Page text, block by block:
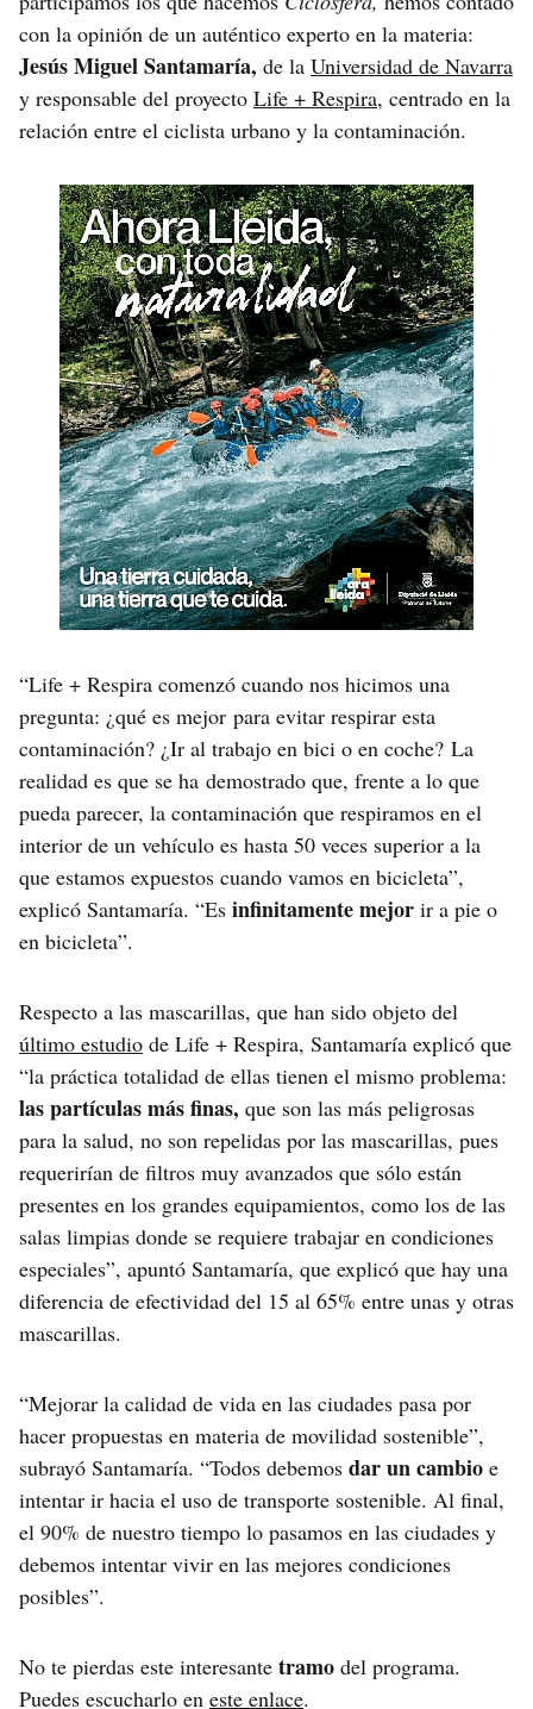
con la opinión de un auténtico experto en la materia:
Jesús Miguel Santamaría, de la Universidad de Navarra
y responsable del proyecto Life + Respira, centrado en la
relación entre el ciclista urbano y la contaminación.
“Life + Respira comenzó cuando nos hicimos una
pregunta: ¿qué es mejor para evitar respirar esta
contaminación? ¿Ir al trabajo en bici o en coche? La
realidad es que se ha demostrado que, frente a lo que
pueda parecer, la contaminación que respiramos en el
interior de un vehículo es hasta 50 veces superior a la
que estamos expuestos cuando vamos en bicicleta”,
explicó Santamaría. “Es infinitamente mejor ir a pie o
en bicicleta”.
Respecto a las mascarillas, que han sido objeto del
último estudio de Life + Respira, Santamaría explicó que
“la práctica totalidad de ellas tienen el mismo problema:
las partículas más finas, que son las más peligrosas
para la salud, no son repelidas por las mascarillas, pues
requerirían de filtros muy avanzados que sólo están
presentes en los grandes equipamientos, como los de las
salas limpias donde se requiere trabajar en condiciones
especiales”, apuntó Santamaría, que explicó que hay una
diferencia de efectividad del 15 al 65% entre unas y otras
mascarillas.
“Mejorar la calidad de vida en las ciudades pasa por
hacer propuestas en materia de movilidad sostenible”,
subrayó Santamaría. “Todos debemos dar un cambio e
intentar ir hacia el uso de transporte sostenible. Al final,
el 90% de nuestro tiempo lo pasamos en las ciudades y
debemos intentar vivir en las mejores condiciones
posibles”.
No te pierdas este interesante tramo del programa.
Puedes escucharlo en este enlace.